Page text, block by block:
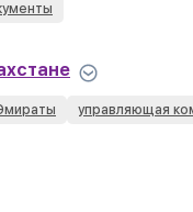
управляющая